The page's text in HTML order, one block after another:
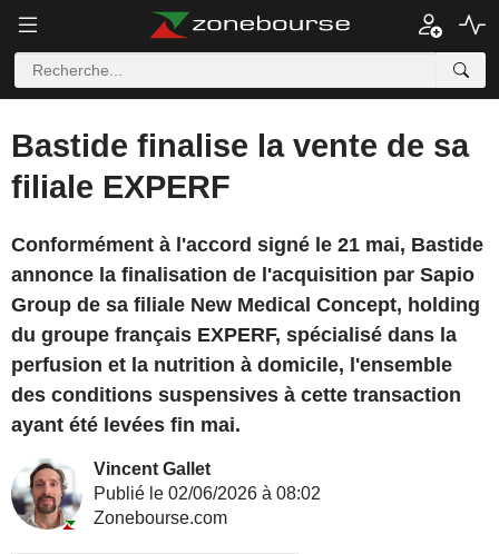
Bastide finalise la vente de sa
filiale EXPERF
Conformément à l'accord signé le 21 mai, Bastide
annonce la finalisation de l'acquisition par Sapio
Group de sa filiale New Medical Concept, holding
du groupe français EXPERF, spécialisé dans la
perfusion et la nutrition à domicile, l'ensemble
des conditions suspensives à cette transaction
ayant été levées fin mai.
Vincent Gallet
Publié le 02/06/2026 à 08:02
Zonebourse.com